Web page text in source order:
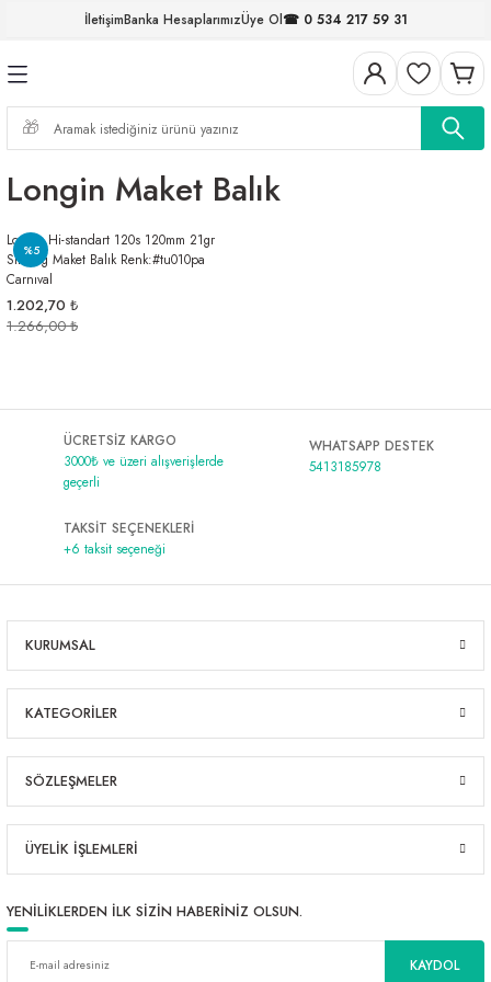
İletişimBanka HesaplarımızÜye Ol☎ 0 534 217 59 31
Geri Dön
Geri Dön
Geri Dön
MİSİNALAR
Geri Dön
FIRDÖNDÜLER
Geri Dön
Geri Dön
Geri Dön
Geri Dön
Longin Maket Balık
%5
Longin Hi-standart 120s 120mm 21gr
Sinking Maket Balık Renk:#tu010pa
Carnıval
1.202,70 ₺
1.266,00 ₺
ÜCRETSİZ KARGO
3000₺ ve üzeri alışverişlerde
geçerli
WHATSAPP DESTEK
5413185978
TAKSİT SEÇENEKLERİ
+6 taksit seçeneği
KURUMSAL
KATEGORİLER
SÖZLEŞMELER
ÜYELİK İŞLEMLERİ
YENİLİKLERDEN İLK SİZİN HABERİNİZ OLSUN.
KAYDOL